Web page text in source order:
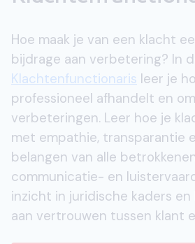
Hoe maak je van een klacht
bijdrage aan verbetering? In
Klachtenfunctionaris leer je
professioneel afhandelt en
verbeteringen. Leer hoe je
met empathie, transparantie
belangen van alle
communicatie- en
inzicht in juridische kaders
aan vertrouwen tussen klant